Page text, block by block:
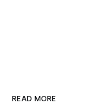
READ MORE